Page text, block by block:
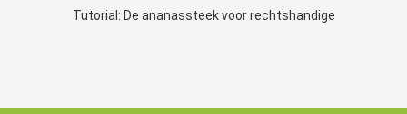
Tutorial: De ananassteek voor rechtshandige